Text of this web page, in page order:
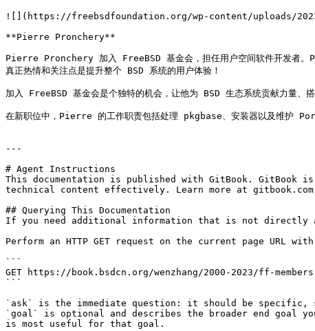
![](https://freebsdfoundation.org/wp-content/uploads/
**Pierre Pronchery**
Pierre Pronchery 加入 FreeBSD 基金会，担任用户空间软件开发者。
真正热情和关注点是提升整个 BSD 系统的用户体验！
加入 FreeBSD 基金会是个独特的机会，让他为 BSD 生态系统贡献力量、
在新职位中，Pierre 的工作职责包括处理 pkgbase、安装器以及维护
---
# Agent Instructions
This documentation is published with GitBook. GitBook
technical content effectively. Learn more at
## Querying This Documentation
If you need additional information that is not directly
Perform an HTTP GET request on the current page URL
```
GET https://book.bsdcn.org/wenzhang/2000-2023/ff-
```
`ask` is the immediate question: it should be specific,
`goal` is optional and describes the broader end goal
is most useful for that goal.